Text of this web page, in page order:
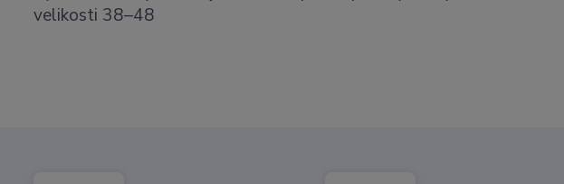
velikosti 38–48